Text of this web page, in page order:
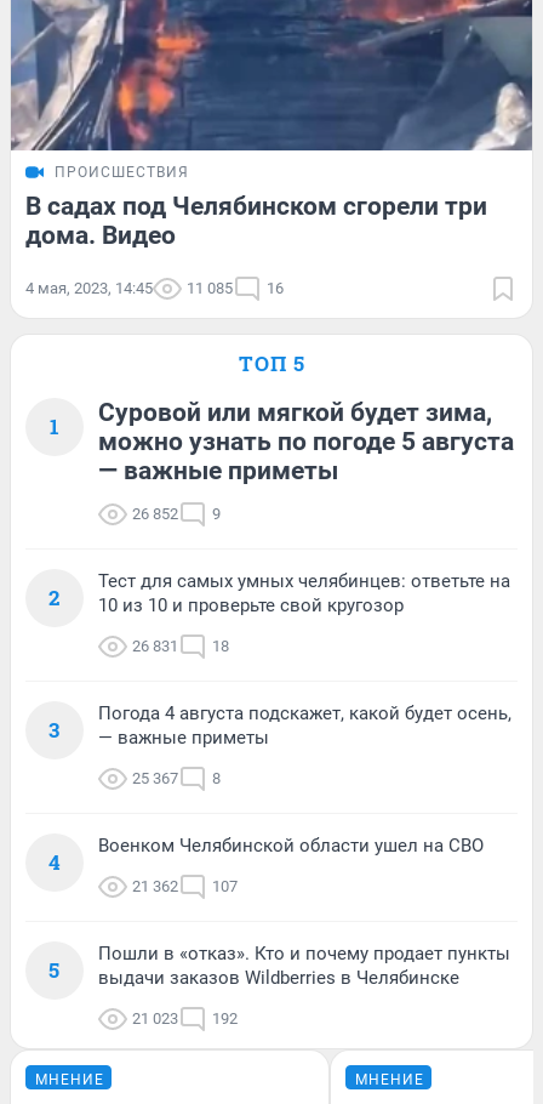
ПРОИСШЕСТВИЯ
В садах под Челябинском сгорели три
дома. Видео
4 мая, 2023, 14:45 11 085 16
ТОП 5
1
Суровой или мягкой будет зима,
можно узнать по погоде 5 августа
— важные приметы
26 852 9
2
Тест для самых умных челябинцев: ответьте на
10 из 10 и проверьте свой кругозор
26 831 18
3
Погода 4 августа подскажет, какой будет осень,
— важные приметы
25 367 8
4
Военком Челябинской области ушел на СВО
21 362 107
5
Пошли в «отказ». Кто и почему продает пункты
выдачи заказов Wildberries в Челябинске
21 023 192
МНЕНИЕ МНЕНИЕ